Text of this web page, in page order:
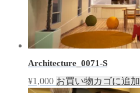
Architecture_0071-S
¥1,000 お買い物カゴに追加